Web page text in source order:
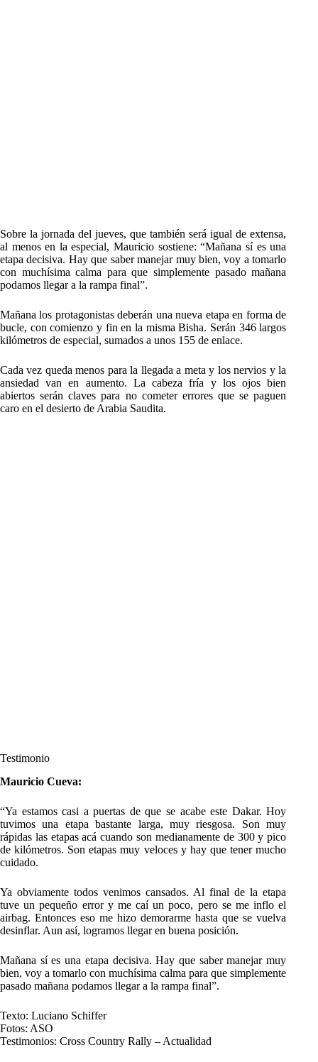
Sobre la jornada del jueves, que también será igual de extensa,
al menos en la especial, Mauricio sostiene: “Mañana sí es una
etapa decisiva. Hay que saber manejar muy bien, voy a tomarlo
con muchísima calma para que simplemente pasado mañana
podamos llegar a la rampa final”.
Mañana los protagonistas deberán una nueva etapa en forma de
bucle, con comienzo y fin en la misma Bisha. Serán 346 largos
kilómetros de especial, sumados a unos 155 de enlace.
Cada vez queda menos para la llegada a meta y los nervios y la
ansiedad van en aumento. La cabeza fría y los ojos bien
abiertos serán claves para no cometer errores que se paguen
caro en el desierto de Arabia Saudita.
Testimonio
Mauricio Cueva:
“Ya estamos casi a puertas de que se acabe este Dakar. Hoy
tuvimos una etapa bastante larga, muy riesgosa. Son muy
rápidas las etapas acá cuando son medianamente de 300 y pico
de kilómetros. Son etapas muy veloces y hay que tener mucho
cuidado.
Ya obviamente todos venimos cansados. Al final de la etapa
tuve un pequeño error y me caí un poco, pero se me inflo el
airbag. Entonces eso me hizo demorarme hasta que se vuelva
desinflar. Aun así, logramos llegar en buena posición.
Mañana sí es una etapa decisiva. Hay que saber manejar muy
bien, voy a tomarlo con muchísima calma para que simplemente
pasado mañana podamos llegar a la rampa final”.
Texto: Luciano Schiffer
Fotos: ASO
Testimonios: Cross Country Rally – Actualidad